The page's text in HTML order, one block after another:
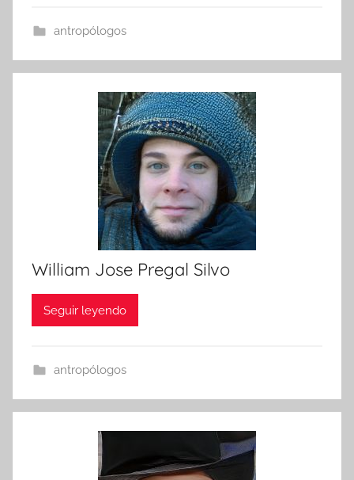
antropólogos
William Jose Pregal Silvo
Seguir leyendo
antropólogos